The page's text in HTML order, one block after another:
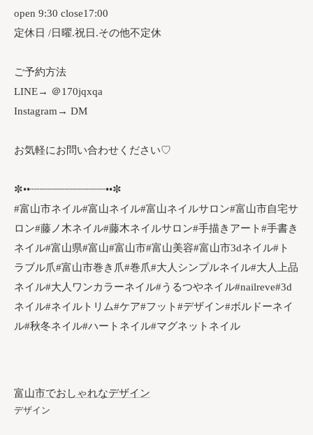
open 9:30 close17:00
定休日 /日曜.祝日.その他不定休
ご予約方法
LINE→ ＠170jqxqa
Instagram→ DM
お気軽にお問い合わせください♡
✼••┈┈┈┈┈┈┈┈┈┈┈┈••✼
#富山市ネイル#富山ネイル#富山ネイルサロン#富山市自宅サ
ロン#藤ノ木ネイル#藤木ネイルサロン#手描きアート#手書き
ネイル#富山県#富山#富山市#富山美容#富山市3dネイル#ト
ラブル爪#富山市巻き爪#巻爪#大人シンプルネイル#大人上品
ネイル#大人ワンカラーネイル#うるつやネイル#nailreve#3d
ネイル#ネイルトリム#ケア#フット#デザイン#ボルドーネイ
ル#秋冬ネイル#ハートネイル#マグネットネイル
富山市でおしゃれなデザイン
デザイン